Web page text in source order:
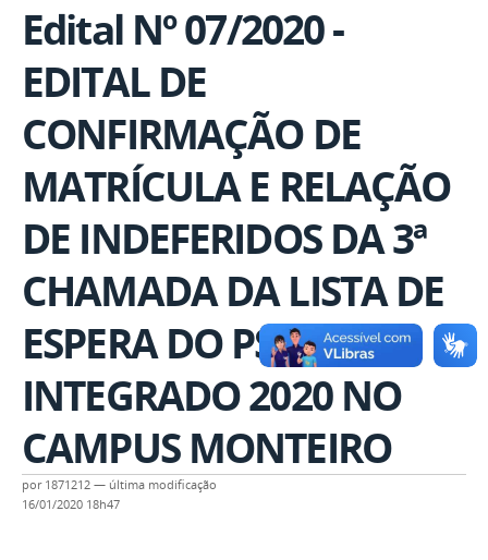
Edital Nº 07/2020 -
EDITAL DE
CONFIRMAÇÃO DE
MATRÍCULA E RELAÇÃO
DE INDEFERIDOS DA 3ª
CHAMADA DA LISTA DE
ESPERA DO PSCT
INTEGRADO 2020 NO
CAMPUS MONTEIRO
por 1871212 — última modificação
16/01/2020 18h47